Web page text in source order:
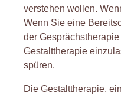
verstehen wollen.
Wenn Sie eine
der
Gestalttherapie
spüren.
Die Gestalttherapie,